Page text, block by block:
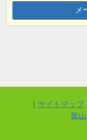
メ
サイトマップ
飯